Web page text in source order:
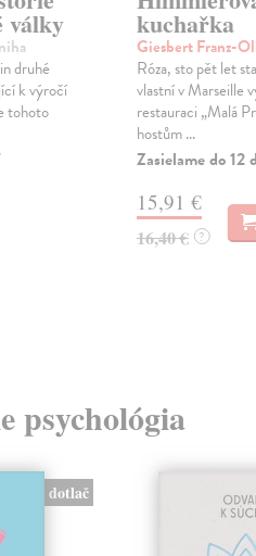
války
druhé
k výročí
tohoto
kuchařka
Giesbert Franz-
Róza, sto pět let
vlastní v Marseille
restauraci „Malá
hostům ...
Zasielame do 12
15,91 €
16,40 € ?
psychológia
dotlač